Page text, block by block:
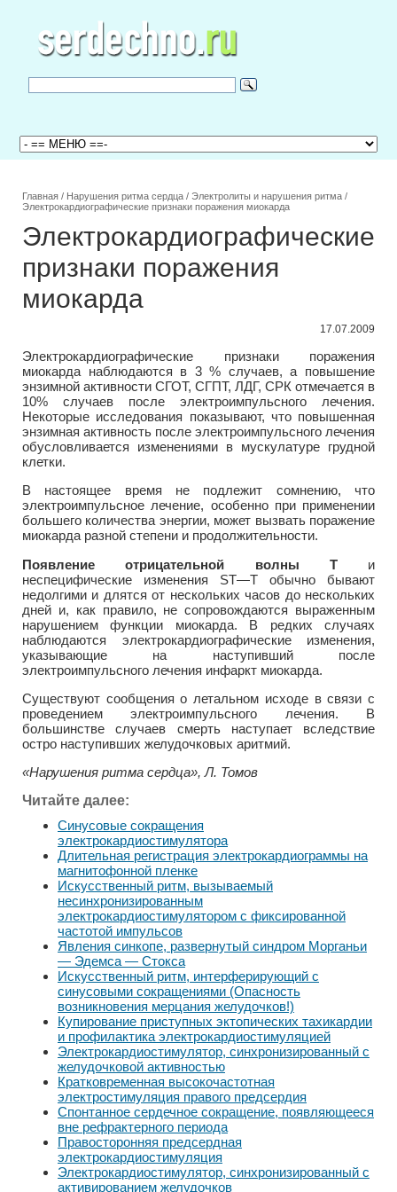
Главная / Нарушения ритма сердца / Электролиты и нарушения ритма /
Электрокардиографические признаки поражения миокарда
Электрокардиографические
признаки поражения
миокарда
17.07.2009
Электрокардиографические признаки поражения
миокарда наблюдаются в 3 % случаев, а повышение
энзимной активности СГОТ, СГПТ, ЛДГ, СРК отмечается в
10% случаев после электроимпульсного лечения.
Некоторые исследования показывают, что повышенная
энзимная активность после электроимпульсного лечения
обусловливается изменениями в мускулатуре грудной
клетки.
В настоящее время не подлежит сомнению, что
электроимпульсное лечение, особенно при применении
большего количества энергии, может вызвать поражение
миокарда разной степени и продолжительности.
Появление отрицательной волны Ти
неспецифические изменения ST—Т обычно бывают
недолгими и длятся от нескольких часов до нескольких
дней и, как правило, не сопровождаются выраженным
нарушением функции миокарда. В редких случаях
наблюдаются электрокардиографические изменения,
указывающие на наступивший после
электроимпульсного лечения инфаркт миокарда.
Существуют сообщения о летальном исходе в связи с
проведением электроимпульсного лечения. В
большинстве случаев смерть наступает вследствие
остро наступивших желудочковых аритмий.
«Нарушения ритма сердца», Л. Томов
Читайте далее:
Синусовые сокращения
электрокардиостимулятора
Длительная регистрация электрокардиограммы на
магнитофонной пленке
Искусственный ритм, вызываемый
несинхронизированным
электрокардиостимулятором с фиксированной
частотой импульсов
Явления синкопе, развернутый синдром Морганьи
— Эдемса — Стокса
Искусственный ритм, интерферирующий с
синусовыми сокращениями (Опасность
возникновения мерцания желудочков!)
Купирование приступных эктопических тахикардии
и профилактика электрокардиостимуляцией
Электрокардиостимулятор, синхронизированный с
желудочковой активностью
Кратковременная высокочастотная
электростимуляция правого предсердия
Спонтанное сердечное сокращение, появляющееся
вне рефрактерного периода
Правосторонняя предсердная
электрокардиостимуляция
Электрокардиостимулятор, синхронизированный с
активированием желудочков